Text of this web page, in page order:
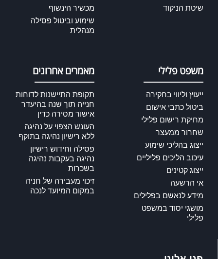
שיטת הניקוד
מכשיר הינשוף
שימוע וביטול פסילה
מנהלית
משפט פלילי
ייעוץ וליווי בחקירה
ביטול כתבי אישום
מחיקת רישום פלילי
שחרור ממעצר
ייצוג בהליכי שימוע
עיכוב הליכים פליליים
ייצוג קטינים
אי הרשעה
מידע לנאשם בפלילים
מושגי יסוד במשפט
פלילי
מאמרים אחרונים
תקופת התיישנות לדוחות
חנייה תוך שנה בהיעדר
אישור מסירה כדין
העונש הצפוי על נהיגה
ללא רישיון נהיגה בתוקף
פסילה וחידוש רישיון
נהיגה בעקבות נהיגה
בשכרות
זיכוי מעבירה של חניה
במקום המיועד לנכה